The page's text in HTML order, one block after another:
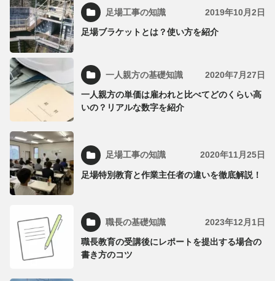
足場工事の知識 2019年10月2日
足場ブラケットとは？使い方を紹介
一人親方の基礎知識 2020年7月27日
一人親方の単価は雇われと比べてどのくらい高
いの？リアルな数字を紹介
足場工事の知識 2020年11月25日
足場特別教育と作業主任者の違いを徹底解説！
職長の基礎知識 2023年12月1日
職長教育の受講後にレポートを提出する場合の
書き方のコツ